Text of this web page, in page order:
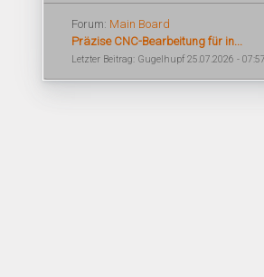
Forum: Main Board
Präzise CNC-Bearbeitung für in...
Letzter Beitrag: Gugelhupf 25.07.2026 - 07:57